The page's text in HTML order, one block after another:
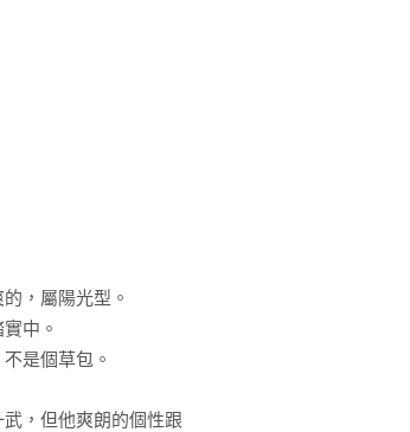
，屬陽光型。
中。
是個草包。
，但他爽朗的個性跟